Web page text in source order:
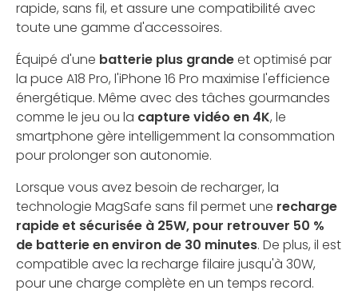
rapide, sans fil, et assure une compatibilité avec
toute une gamme d'accessoires.
Équipé d'une batterie plus grandeet optimisé par
la puce A18 Pro, l'iPhone 16 Pro maximise l'efficience
énergétique. Même avec des tâches gourmandes
comme le jeu ou la capture vidéo en 4K, le
smartphone gère intelligemment la consommation
pour prolonger son autonomie.
Lorsque vous avez besoin de recharger, la
technologie MagSafe sans fil permet une recharge
rapide et sécurisée à 25W, pour retrouver 50 %
de batterie en environ de 30 minutes. De plus, il est
compatible avec la recharge filaire jusqu'à 30W,
pour une charge complète en un temps record.